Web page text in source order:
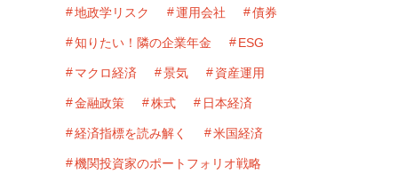
地政学リスク 運用会社 債券
知りたい！隣の企業年金 ESG
マクロ経済 景気 資産運用
金融政策 株式 日本経済
経済指標を読み解く 米国経済
機関投資家のポートフォリオ戦略